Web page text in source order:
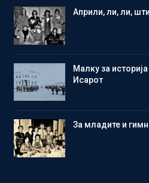
Aприли, ли, ли,
Малку за
Исарот
Зa младите и